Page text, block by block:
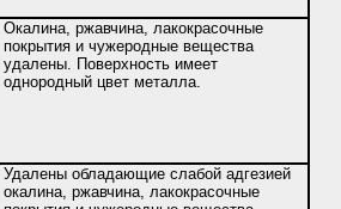
Окалина, ржавчина, лакокрасочные
покрытия и чужеродные вещества
удалены. Поверхность имеет
однородный цвет металла.
Удалены обладающие слабой адгезией
окалина, ржавчина, лакокрасочные